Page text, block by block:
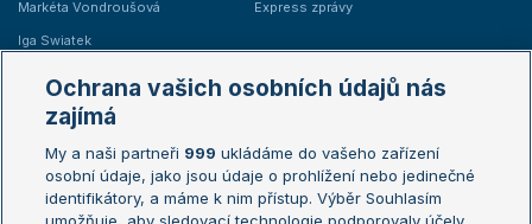
Markéta Vondroušová
Iga Swiatek
Express zprávy
Žebříčky
Žebříček ATP (muži)
Žebříček WTA (ženy)
Sázkařský žebříček
Australian Open
French Open
Wimbledon
Ochrana vašich osobních údajů nás
zajímá
My a naši partneři 999 ukládáme do vašeho zařízení
osobní údaje, jako jsou údaje o prohlížení nebo jedinečné
identifikátory, a máme k nim přístup. Výběr Souhlasím